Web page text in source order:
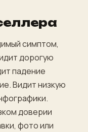
симптом,
дорогую
падение
Видит низкую
доверии
фото или